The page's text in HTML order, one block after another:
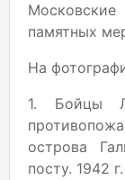
памятных
На
1. Бойцы
острова
посту. 1942 г.